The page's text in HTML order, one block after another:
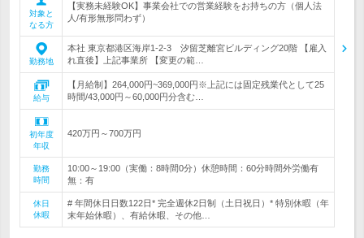
対象と
なる方
【実務未経験OK】事業会社での営業経験をお持ちの方（個人法
人/有形無形問わず）
勤務地
本社 東京都港区海岸1-2-3 汐留芝離宮ビルディング20階 【雇入
れ直後】上記事業所 【変更の範…
給与
【月給制】264,000円~369,000円※上記には固定残業代として25
時間/43,000円～60,000円分含む…
初年度
年収
420万円～700万円
勤務
時間
10:00～19:00（実働：8時間0分）休憩時間：60分時間外労働有
無：有
休日
休暇
# 年間休日日数122日* 完全週休2日制（土日祝日）* 特別休暇（年
末年始休暇）、有給休暇、その他…